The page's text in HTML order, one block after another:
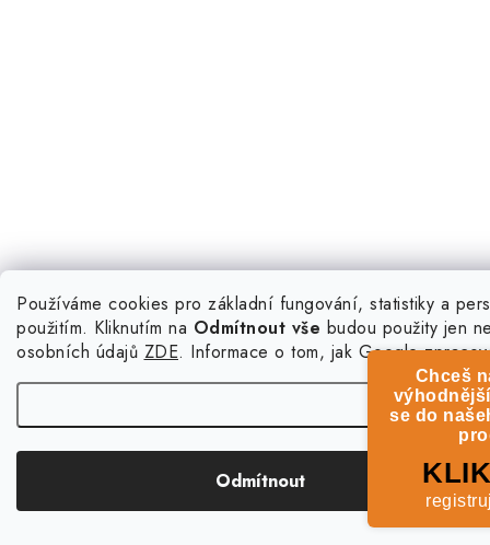
Používáme cookies pro základní fungování, statistiky a
použitím. Kliknutím na Odmítnout vše budou použity jen
osobních údajů ZDE. Informace o tom, jak Google
Odmítnout
Chceš
se do